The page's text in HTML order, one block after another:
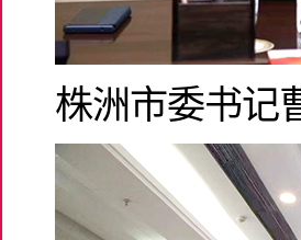
株洲市委书记